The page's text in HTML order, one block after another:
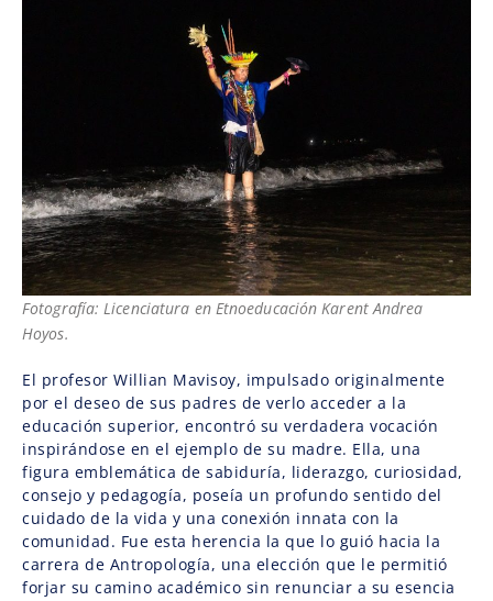
Fotografía: Licenciatura en Etnoeducación Karent Andrea
Hoyos.
El profesor Willian Mavisoy, impulsado originalmente
por el deseo de sus padres de verlo acceder a la
educación superior, encontró su verdadera vocación
inspirándose en el ejemplo de su madre. Ella, una
figura emblemática de sabiduría, liderazgo, curiosidad,
consejo y pedagogía, poseía un profundo sentido del
cuidado de la vida y una conexión innata con la
comunidad. Fue esta herencia la que lo guió hacia la
carrera de Antropología, una elección que le permitió
forjar su camino académico sin renunciar a su esencia